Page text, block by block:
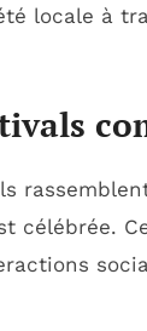
locale à
célébrée.